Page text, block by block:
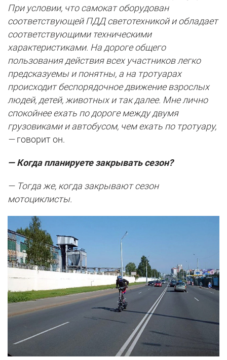
При условии, что самокат оборудован
соответствующей ПДД светотехникой и обладает
соответствующими техническими
характеристиками. На дороге общего
пользования действия всех участников легко
предсказуемы и понятны, а на тротуарах
происходит беспорядочное движение взрослых
людей, детей, животных и так далее. Мне лично
спокойнее ехать по дороге между двумя
грузовиками и автобусом, чем ехать по тротуару,
—говорит он.
— Когда планируете закрывать сезон?
— Тогда же, когда закрывают сезон
мотоциклисты.